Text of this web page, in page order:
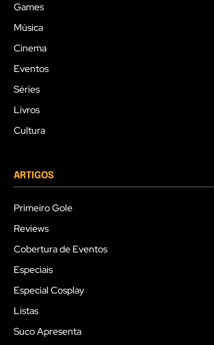
Games
Música
Cinema
Eventos
Séries
Livros
Cultura
ARTIGOS
Primeiro Gole
Reviews
Cobertura de Eventos
Especiais
Especial Cosplay
Listas
Suco Apresenta